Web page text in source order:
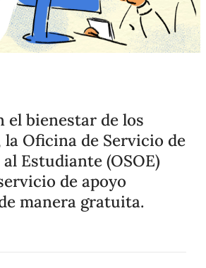
el bienestar de los
Oficina de Servicio de
Estudiante (OSOE)
de apoyo
manera gratuita.